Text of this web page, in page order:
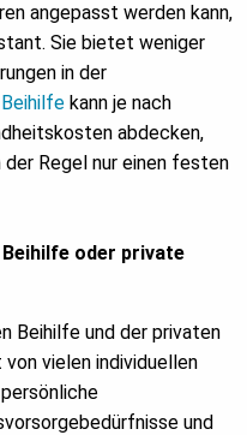
angepasst werden kann,
Sie bietet weniger
in der
Beihilfe kann je nach
abdecken,
Regel nur einen festen
oder private
Beihilfe und der privaten
von vielen individuellen
und